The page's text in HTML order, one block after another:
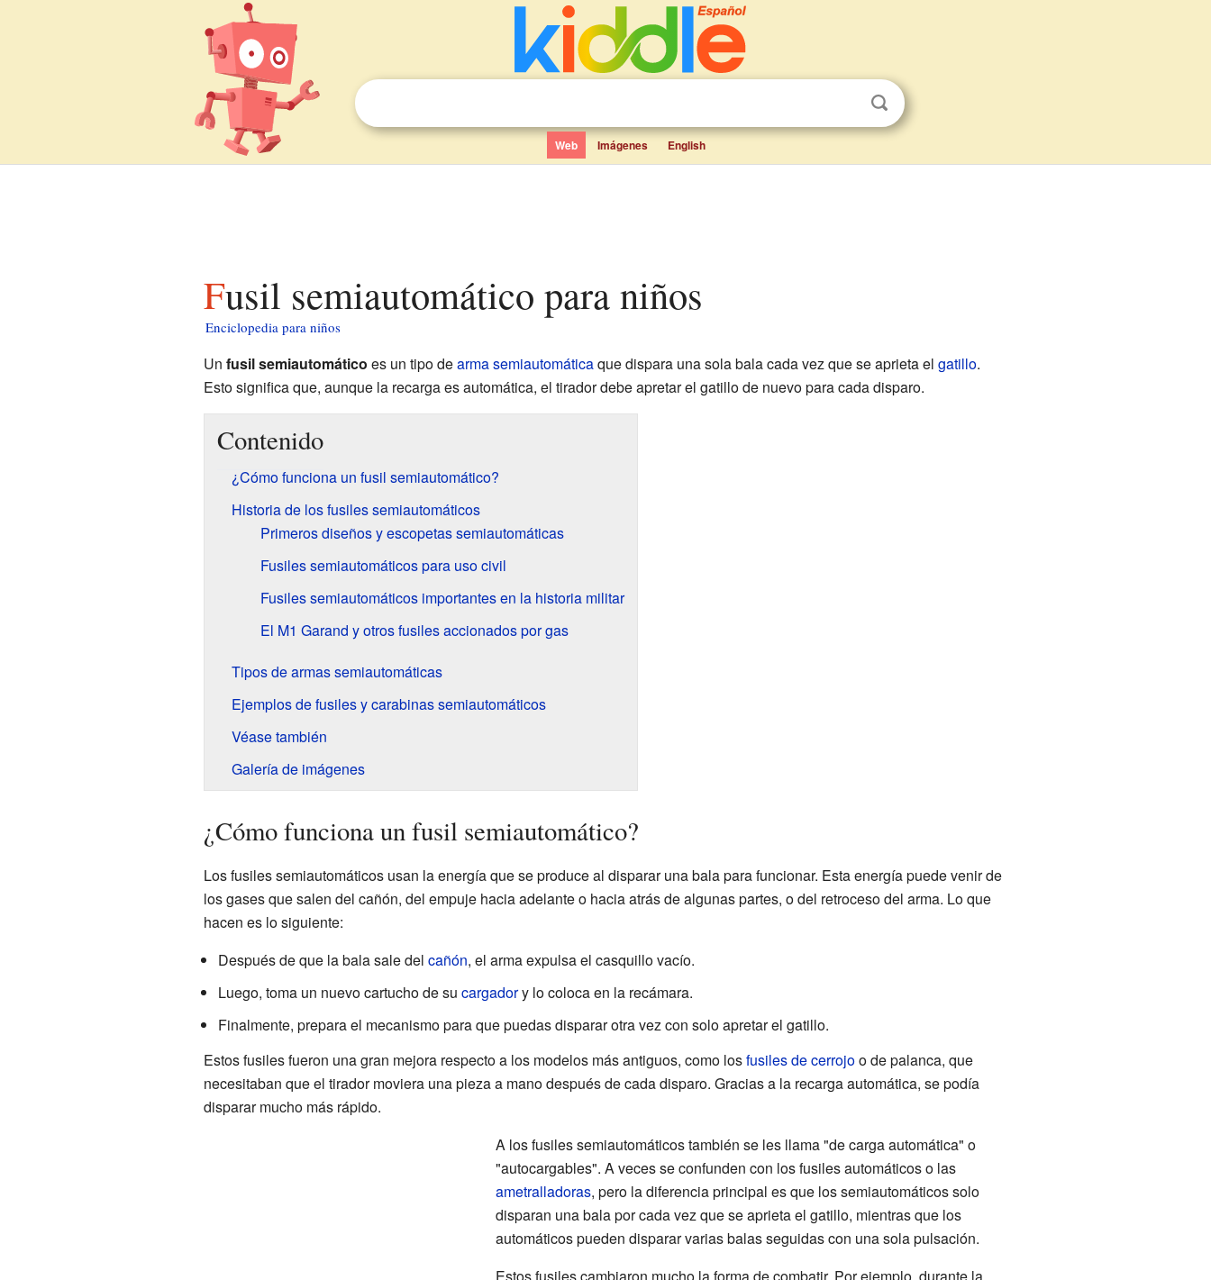
Web Imágenes English
Fusil semiautomático para niños
Enciclopedia para niños
Un fusil semiautomático es un tipo dearma semiautomáticaque dispara una sola bala cada vez que se aprieta el gatillo.
Esto significa que, aunque la recarga es automática, el tirador debe apretar el gatillo de nuevo para cada disparo.
Contenido
¿Cómo funciona un fusil semiautomático?
Historia de los fusiles semiautomáticos
Primeros diseños y escopetas semiautomáticas
Fusiles semiautomáticos para uso civil
Fusiles semiautomáticos importantes en la historia militar
El M1 Garand y otros fusiles accionados por gas
Tipos de armas semiautomáticas
Ejemplos de fusiles y carabinas semiautomáticos
Véase también
Galería de imágenes
¿Cómo funciona un fusil semiautomático?
Los fusiles semiautomáticos usan la energía que se produce al disparar una bala para funcionar. Esta energía puede venir de
los gases que salen del cañón, del empuje hacia adelante o hacia atrás de algunas partes, o del retroceso del arma. Lo que
hacen es lo siguiente:
Después de que la bala sale del cañón, el arma expulsa el casquillo vacío.
Luego, toma un nuevo cartucho de su cargadory lo coloca en la recámara.
Finalmente, prepara el mecanismo para que puedas disparar otra vez con solo apretar el gatillo.
Estos fusiles fueron una gran mejora respecto a los modelos más antiguos, como losfusiles de cerrojoo de palanca, que
necesitaban que el tirador moviera una pieza a mano después de cada disparo. Gracias a la recarga automática, se podía
disparar mucho más rápido.
A los fusiles semiautomáticos también se les llama "de carga automática" o
"autocargables". A veces se confunden con los fusiles automáticos o las
ametralladoras, pero la diferencia principal es que los semiautomáticos solo
disparan una bala por cada vez que se aprieta el gatillo, mientras que los
automáticos pueden disparar varias balas seguidas con una sola pulsación.